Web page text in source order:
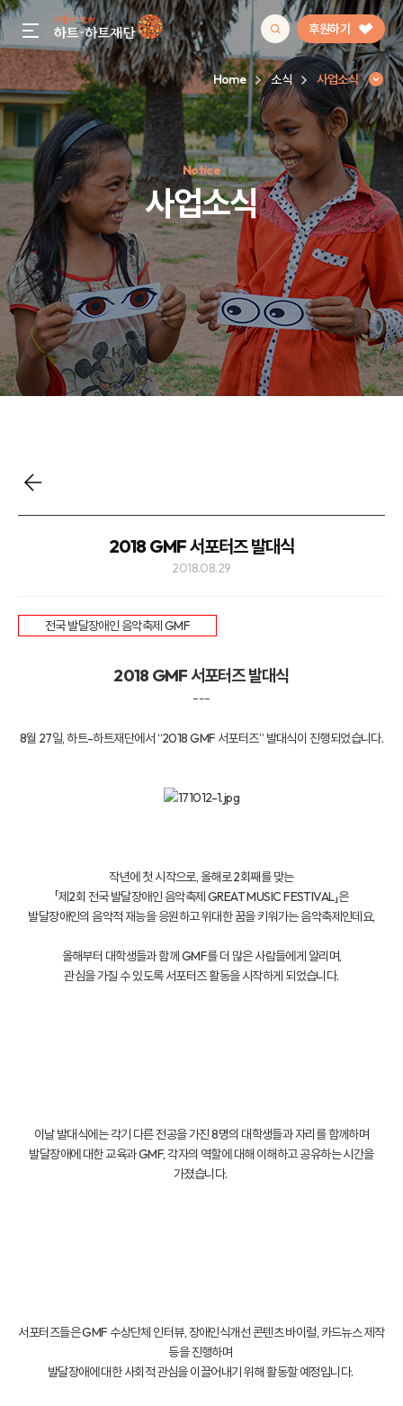
gnb menu open 후원하기
인기 키워드
#정기후원#하트플레이스#캠페인#팬덤후원
Home 소식 사업소식
Notice
사업소식
사업소식
2018 GMF 서포터즈 발대식
2018.08.29
전국 발달장애인 음악축제 GMF
2018 GMF 서포터즈 발대식
---
8월 27일, 하트-하트재단에서 “2018 GMF 서포터즈” 발대식이 진행되었습니다.
작년에 첫 시작으로, 올해로 2회째를 맞는
「제2회 전국 발달장애인 음악축제 GREAT MUSIC FESTIVAL」은
발달장애인의 음악적 재능을 응원하고 위대한 꿈을 키워가는 음악축제인데요,
올해부터 대학생들과 함께 GMF를 더 많은 사람들에게 알리며,
관심을 가질 수 있도록 서포터즈 활동을 시작하게 되었습니다.
이날 발대식에는 각기 다른 전공을 가진 8명의 대학생들과 자리를 함께하며
발달장애에 대한 교육과 GMF, 각자의 역할에 대해 이해하고 공유하는 시간을
가졌습니다.
서포터즈들은 GMF 수상단체 인터뷰, 장애인식개선 콘텐츠 바이럴, 카드뉴스 제작
등을 진행하며
발달장애에 대한 사회적 관심을 이끌어내기 위해 활동할 예정입니다.